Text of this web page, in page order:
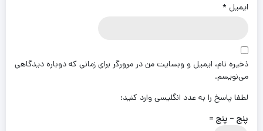
ایمیل *
ذخیره نام، ایمیل و وبسایت من در مرورگر برای زمانی که دوباره دیدگاهی
می‌نویسم.
لطفا پاسخ را به عدد انگلیسی وارد کنید:
پنج − پنج =